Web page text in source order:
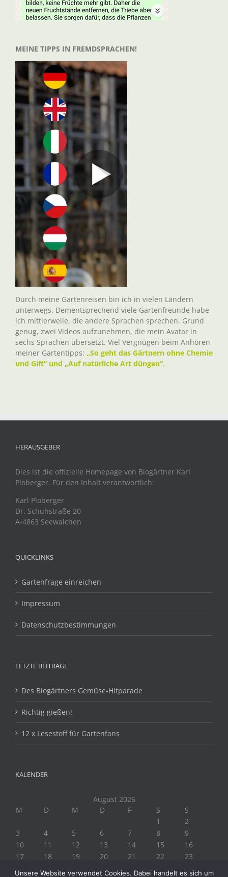
MEINE TIPPS IN FREMDSPRACHEN!
Durch meine Gartenreisen bin ich in vielen Ländern
unterwegs. Dementsprechend viele Gartenfreunde habe
ich mittlerweile, die andere Sprachen sprechen. Grund
genug, zwei Videos aufzunehmen, die mein Avatar in
sechs Sprachen übersetzt. Viel Vergnügen beim Anhören
meiner Gartentipps: „So geht das Gärtnern ohne Chemie
und Gift“ und „Auf natürliche Art düngen“.
HERAUSGEBER
Dies ist die offizielle Homepage von Biogärtner Karl
Ploberger. Für den Inhalt verantwortlich:
Karl Ploberger
Dr. Schuhstraße 20
A-4863 Seewalchen
QUICKLINKS
Gartenfrage einreichen
Impressum
Datenschutzbestimmungen
LETZTE BEITRÄGE
Des Biogärtners Gemüse-Hitparade
Richtig gießen!
12 x Lesestoff für Gartenfans
KALENDER
August 2026
M
D M D F S
S
1
2
3
4 5 6 7 8
9
10
11 12 13 14 15
16
17
18 19 20 21 22
23
Unsere Website verwendet Cookies. Dabei handelt es sich um